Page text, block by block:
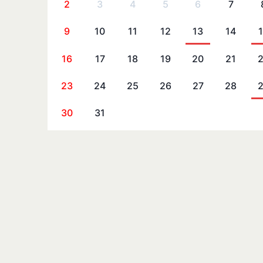
2 3 4 5 6 7
9 10 11 12 13 14
16 17 18 19 20 21
23 24 25 26 27 28
30 31